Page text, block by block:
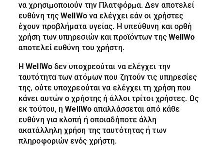
να χρησιμοποιούν την Πλατφόρμα. Δεν αποτελεί
ευθύνη τηςWellWoνα ελέγχει εάν οι χρήστες
έχουν προβλήματα υγείας. Η υπεύθυνη και ορθή
χρήση των υπηρεσιών και προϊόντων της WellWo
αποτελεί ευθύνη του χρήστη.
ΗWellWoδεν υποχρεούται να ελέγχει την
ταυτότητα των ατόμων που ζητούν τις υπηρεσίες
της, ούτε υποχρεούται να ελέγχει τη χρήση που
κάνει αυτών ο χρήστης ή άλλοι τρίτοι χρήστες. Ως
εκ τούτου, ηWellWoαπαλλάσσεται από κάθε
ευθύνη για κλοπή ή οποιαδήποτε άλλη
ακατάλληλη χρήση της ταυτότητας ή των
πληροφοριών ενός χρήστη.